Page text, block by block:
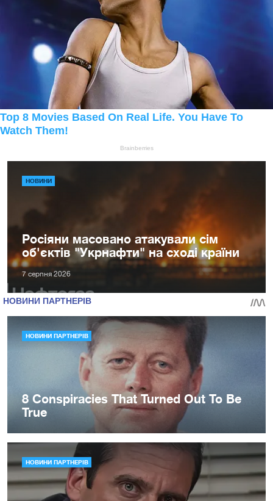
НОВИНИ
Росіяни масовано атакували сім
об'єктів "Укрнафти" на сході країни
7 серпня 2026